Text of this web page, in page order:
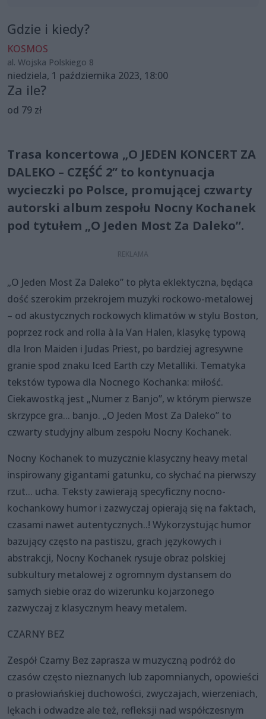
Gdzie i kiedy?
KOSMOS
al. Wojska Polskiego 8
niedziela, 1 października 2023, 18:00
Za ile?
od 79 zł
Trasa koncertowa „O JEDEN KONCERT ZA
DALEKO – CZĘŚĆ 2” to kontynuacja
wycieczki po Polsce, promującej czwarty
autorski album zespołu Nocny Kochanek
pod tytułem „O Jeden Most Za Daleko”.
„O Jeden Most Za Daleko” to płyta eklektyczna, będąca
dość szerokim przekrojem muzyki rockowo-metalowej
– od akustycznych rockowych klimatów w stylu Boston,
poprzez rock and rolla à la Van Halen, klasykę typową
dla Iron Maiden i Judas Priest, po bardziej agresywne
granie spod znaku Iced Earth czy Metalliki. Tematyka
tekstów typowa dla Nocnego Kochanka: miłość.
Ciekawostką jest „Numer z Banjo”, w którym pierwsze
skrzypce gra... banjo. „O Jeden Most Za Daleko” to
czwarty studyjny album zespołu Nocny Kochanek.
Nocny Kochanek to muzycznie klasyczny heavy metal
inspirowany gigantami gatunku, co słychać na pierwszy
rzut... ucha. Teksty zawierają specyficzny nocno-
kochankowy humor i zazwyczaj opierają się na faktach,
czasami nawet autentycznych..! Wykorzystując humor
bazujący często na pastiszu, grach językowych i
abstrakcji, Nocny Kochanek rysuje obraz polskiej
subkultury metalowej z ogromnym dystansem do
samych siebie oraz do wizerunku kojarzonego
zazwyczaj z klasycznym heavy metalem.
CZARNY BEZ
Zespół Czarny Bez zaprasza w muzyczną podróż do
czasów często nieznanych lub zapomnianych, opowieści
o prasłowiańskiej duchowości, zwyczajach, wierzeniach,
lękach i odwadze ale też, refleksji nad współczesnym